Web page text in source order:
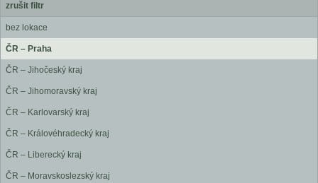
zrušit filtr
bez lokace
ČR – Praha
ČR – Jihočeský kraj
ČR – Jihomoravský kraj
ČR – Karlovarský kraj
ČR – Královéhradecký kraj
ČR – Liberecký kraj
ČR – Moravskoslezský kraj